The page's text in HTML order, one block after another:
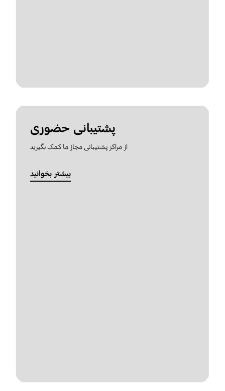
پشتیبانی حضوری
از مراکز پشتیبانی مجاز ما کمک بگیرید
بیشتر بخوانید